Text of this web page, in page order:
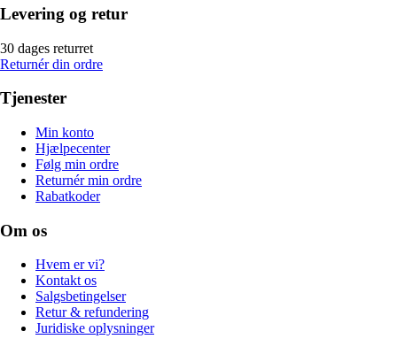
Levering og retur
30 dages returret
Returnér din ordre
Tjenester
Min konto
Hjælpecenter
Følg min ordre
Returnér min ordre
Rabatkoder
Om os
Hvem er vi?
Kontakt os
Salgsbetingelser
Retur & refundering
Juridiske oplysninger